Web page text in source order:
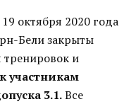
октября 2020 года
Бели закрыты
тренировок и
участникам
3.1.Все